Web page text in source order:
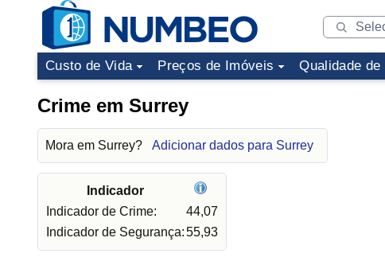
Custo de Vida Preços de Imóveis Qualidade de
Crime em Surrey
Mora em Surrey? Adicionar dados para Surrey
Indicador
Indicador de Crime:
44,07
Indicador de Segurança:55,93